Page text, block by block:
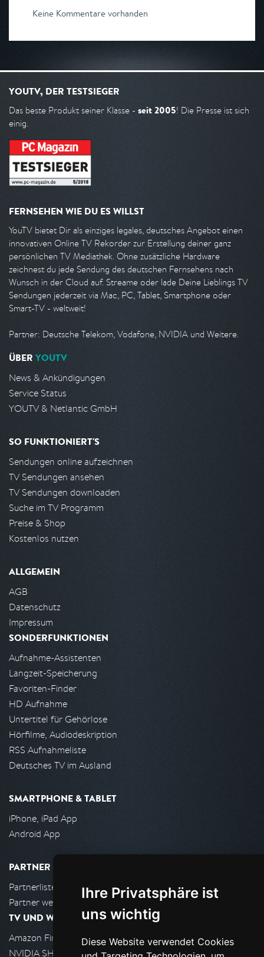
Ihre Privatsphäre ist
uns wichtig
Diese Website verwendet Cookies
Keine Kommentare vorhanden
YOUTV, DER TESTSIEGER
Das beste Produkt seiner Klasse - seit 2005! Die Presse ist sich
einig.
FERNSEHEN WIE DU ES WILLST
YouTV bietet Dir als einziges legales, deutsches Angebot einen
innovativen Online TV Rekorder zur Erstellung deiner ganz
persönlichen TV Mediathek. Ohne zusätzliche Hardware
zeichnest du jede Sendung des deutschen Fernsehens nach
Wunsch in der Cloud auf. Streame oder lade Deine Lieblings TV
Sendungen jederzeit via Mac, PC, Tablet, Smartphone oder
Smart-TV - weltweit!
Partner: Deutsche Telekom, Vodafone, NVIDIA und Weitere.
ÜBER YOUTV
News & Ankündigungen
Service Status
YOUTV & Netlantic GmbH
SO FUNKTIONIERT'S
Sendungen online aufzeichnen
TV Sendungen ansehen
TV Sendungen downloaden
Suche im TV Programm
Preise & Shop
Kostenlos nutzen
ALLGEMEIN
AGB
Datenschutz
Impressum
SONDERFUNKTIONEN
Aufnahme-Assistenten
Langzeit-Speicherung
Favoriten-Finder
HD Aufnahme
Untertitel für Gehörlose
Hörfilme, Audiodeskription
RSS Aufnahmeliste
Deutsches TV im Ausland
SMARTPHONE & TABLET
iPhone, iPad App
Android App
PARTNER
Partnerliste
Partner werden
TV UND WOHNZIMMER
Amazon FireTV
NVIDIA SHIELD, Google TV